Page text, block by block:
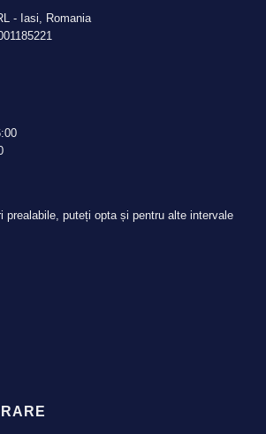
- Iasi, Romania
prealabile, puteți opta și pentru alte intervale